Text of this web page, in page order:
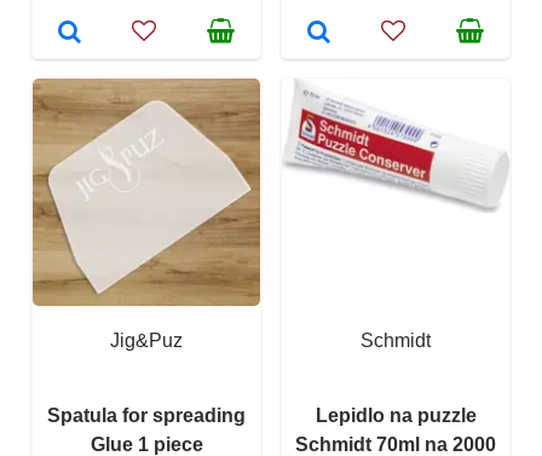
Jig&Puz
Spatula for spreading
Glue 1 piece
Schmidt
Lepidlo na puzzle
Schmidt 70ml na 2000